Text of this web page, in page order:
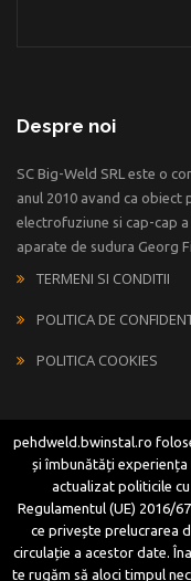
Despre noi
SC Big-Weld SRL este o
anul 2010 avand ca
electrofuziune si cap-cap
aparate de sudura Georg
TERMENI SI CONDITII
POLITICA DE
POLITICA COOKIES
BW Instal
BW Instaleste definit de
să informeze continuu
instalațiilor. În acest sens,
pehdweld.bwinstal.ro
și îmbunătăți
actualizat politicile
Regulamentul (UE) 2016/
ce privește prelucrarea
circulație a acestor date.
te rugăm să aloci timpul